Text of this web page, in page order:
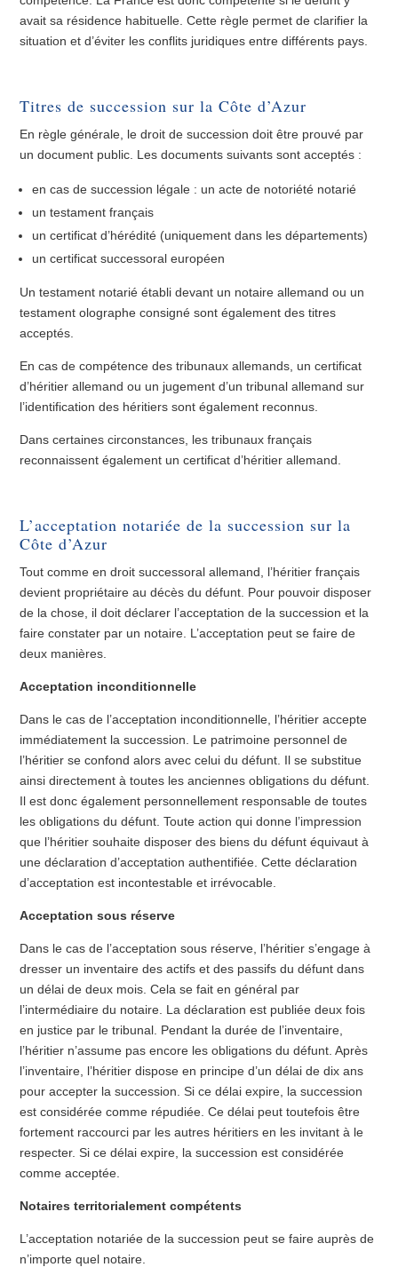
avait sa résidence habituelle. Cette règle permet de clarifier la
situation et d’éviter les conflits juridiques entre différents pays.
Titres de succession sur la Côte d’Azur
En règle générale, le droit de succession doit être prouvé par
un document public. Les documents suivants sont acceptés :
en cas de succession légale : un acte de notoriété notarié
un testament français
un certificat d’hérédité (uniquement dans les départements)
un certificat successoral européen
Un testament notarié établi devant un notaire allemand ou un
testament olographe consigné sont également des titres
acceptés.
En cas de compétence des tribunaux allemands, un certificat
d’héritier allemand ou un jugement d’un tribunal allemand sur
l’identification des héritiers sont également reconnus.
Dans certaines circonstances, les tribunaux français
reconnaissent également un certificat d’héritier allemand.
L’acceptation notariée de la succession sur la
Côte d’Azur
Tout comme en droit successoral allemand, l’héritier français
devient propriétaire au décès du défunt. Pour pouvoir disposer
de la chose, il doit déclarer l’acceptation de la succession et la
faire constater par un notaire. L’acceptation peut se faire de
deux manières.
Acceptation inconditionnelle
Dans le cas de l’acceptation inconditionnelle, l’héritier accepte
immédiatement la succession. Le patrimoine personnel de
l’héritier se confond alors avec celui du défunt. Il se substitue
ainsi directement à toutes les anciennes obligations du défunt.
Il est donc également personnellement responsable de toutes
les obligations du défunt. Toute action qui donne l’impression
que l’héritier souhaite disposer des biens du défunt équivaut à
une déclaration d’acceptation authentifiée. Cette déclaration
d’acceptation est incontestable et irrévocable.
Acceptation sous réserve
Dans le cas de l’acceptation sous réserve, l’héritier s’engage à
dresser un inventaire des actifs et des passifs du défunt dans
un délai de deux mois. Cela se fait en général par
l’intermédiaire du notaire. La déclaration est publiée deux fois
en justice par le tribunal. Pendant la durée de l’inventaire,
l’héritier n’assume pas encore les obligations du défunt. Après
l’inventaire, l’héritier dispose en principe d’un délai de dix ans
pour accepter la succession. Si ce délai expire, la succession
est considérée comme répudiée. Ce délai peut toutefois être
fortement raccourci par les autres héritiers en les invitant à le
respecter. Si ce délai expire, la succession est considérée
comme acceptée.
Notaires territorialement compétents
L’acceptation notariée de la succession peut se faire auprès de
n’importe quel notaire.